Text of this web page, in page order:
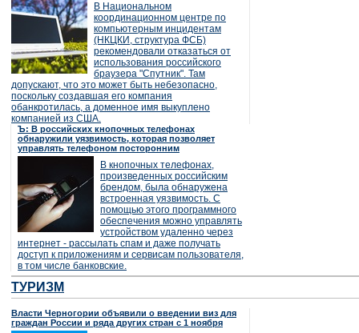
В Национальном
координационном центре по
компьютерным инцидентам
(НКЦКИ, структура ФСБ)
рекомендовали отказаться от
использования российского
браузера "Спутник". Там
допускают, что это может быть небезопасно,
поскольку создавшая его компания
обанкротилась, а доменное имя выкуплено
компанией из США.
Ъ: В российских кнопочных телефонах
обнаружили уязвимость, которая позволяет
управлять телефоном посторонним
В кнопочных телефонах,
произведенных российским
брендом, была обнаружена
встроенная уязвимость. С
помощью этого программного
обеспечения можно управлять
устройством удаленно через
интернет - рассылать спам и даже получать
доступ к приложениям и сервисам пользователя,
в том числе банковские.
ТУРИЗМ
Власти Черногории объявили о введении виз для
граждан России и ряда других стран с 1 ноября